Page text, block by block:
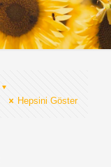
Hepsini Göster